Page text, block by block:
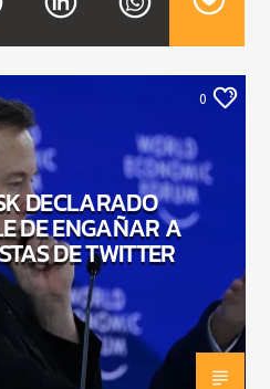
EL CAMINO
0
DECLARADO
DE ENGAÑAR A
DE TWITTER